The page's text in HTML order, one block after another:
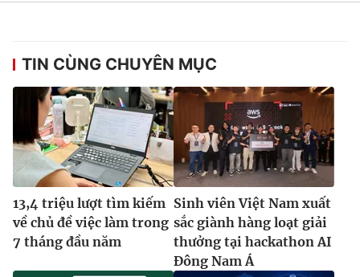
TIN CÙNG CHUYÊN MỤC
13,4 triệu lượt tìm kiếm
về chủ đề việc làm trong
7 tháng đầu năm
Sinh viên Việt Nam xuất
sắc giành hàng loạt giải
thưởng tại hackathon AI
Đông Nam Á